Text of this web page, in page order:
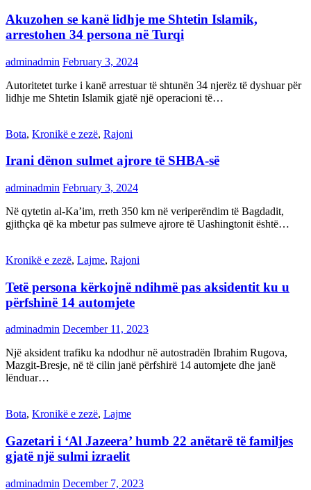
Akuzohen se kanë lidhje me Shtetin Islamik,
arrestohen 34 persona në Turqi
adminadmin February 3, 2024
Autoritetet turke i kanë arrestuar të shtunën 34 njerëz të dyshuar për
lidhje me Shtetin Islamik gjatë një operacioni të…
Bota, Kronikë e zezë, Rajoni
Irani dënon sulmet ajrore të SHBA-së
adminadmin February 3, 2024
Në qytetin al-Ka’im, rreth 350 km në veriperëndim të Bagdadit,
gjithçka që ka mbetur pas sulmeve ajrore të Uashingtonit është…
Kronikë e zezë, Lajme, Rajoni
Tetë persona kërkojnë ndihmë pas aksidentit ku u
përfshinë 14 automjete
adminadmin December 11, 2023
Një aksident trafiku ka ndodhur në autostradën Ibrahim Rugova,
Mazgit-Bresje, në të cilin janë përfshirë 14 automjete dhe janë
lënduar…
Bota, Kronikë e zezë, Lajme
Gazetari i ‘Al Jazeera’ humb 22 anëtarë të familjes
gjatë një sulmi izraelit
adminadmin December 7, 2023